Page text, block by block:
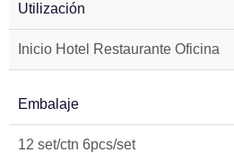
Utilización
Inicio Hotel Restaurante Oficina
Embalaje
12 set/ctn 6pcs/set